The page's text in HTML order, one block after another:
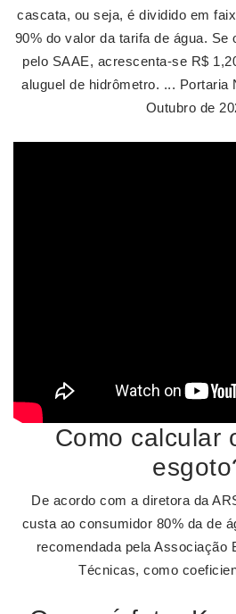
cascata, ou seja, é dividido em
90% do valor da tarifa de água. Se
pelo SAAE, acrescenta-se R$
aluguel de hidrômetro. ... Portaria
Outubro de
Como calcular
De acordo com a diretora da
custa ao consumidor 80% da de
recomendada pela Associação
Técnicas, como